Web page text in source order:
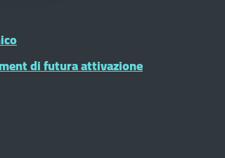
di futura attivazione